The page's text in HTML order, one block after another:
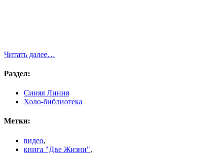
Читать далее…
Раздел:
Синяя Линия
Холо-библиотека
Метки:
видео,
книга "Две Жизни",